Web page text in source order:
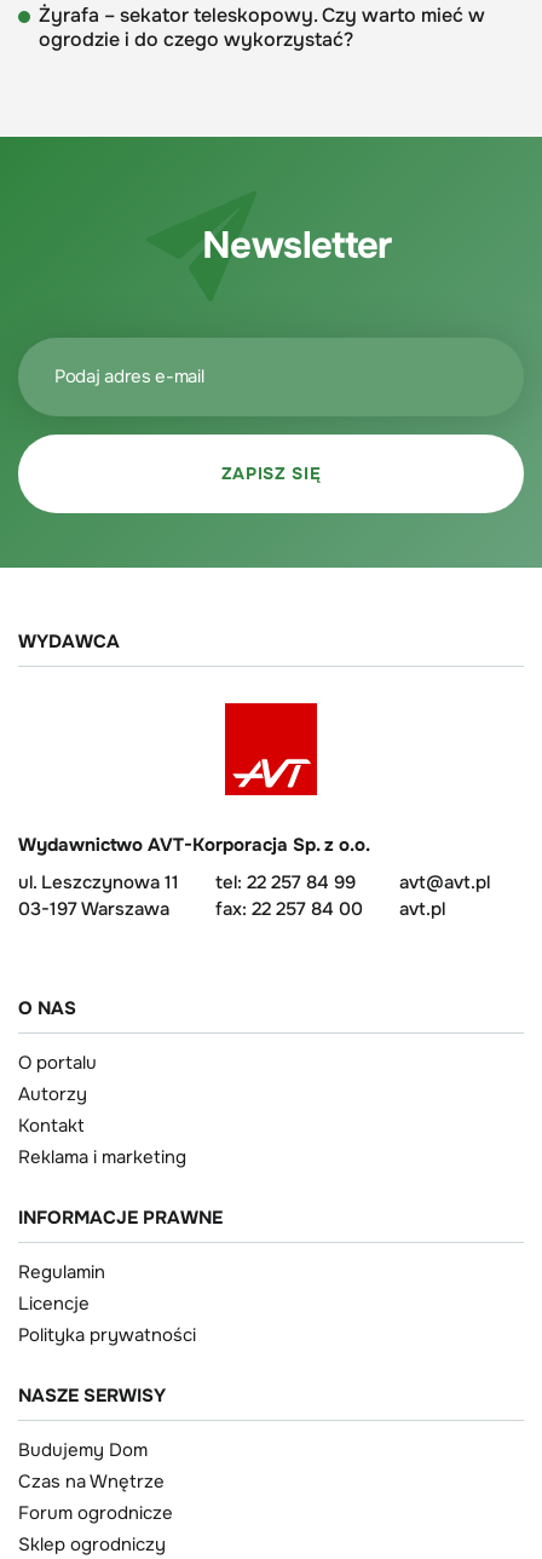
Żyrafa – sekator teleskopowy. Czy warto mieć w
ogrodzie i do czego wykorzystać?
Newsletter
WYDAWCA
Wydawnictwo AVT-Korporacja Sp. z o.o.
ul. Leszczynowa 11
03-197 Warszawa
tel: 22 257 84 99
fax: 22 257 84 00
avt@avt.pl
avt.pl
O NAS
O portalu
Autorzy
Kontakt
Reklama i marketing
INFORMACJE PRAWNE
Regulamin
Licencje
Polityka prywatności
NASZE SERWISY
Budujemy Dom
Czas na Wnętrze
Forum ogrodnicze
Sklep ogrodniczy